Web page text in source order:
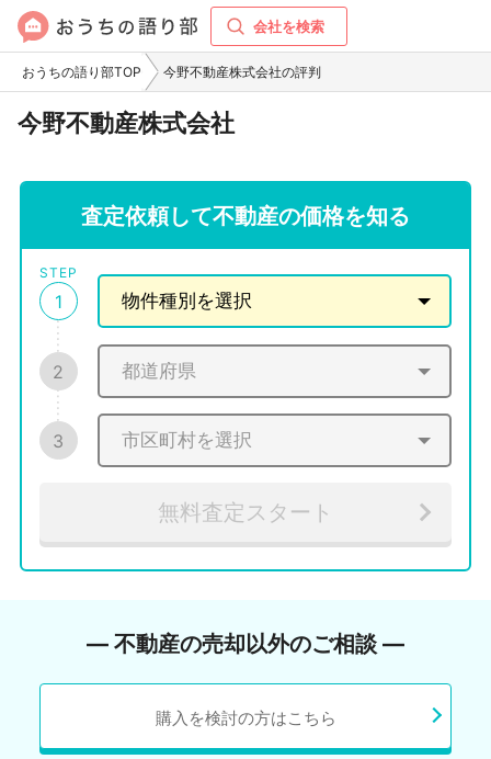
会社を検索
おうちの語り部TOP 今野不動産株式会社の評判
今野不動産株式会社
査定依頼して不動産の価格を知る
STEP
1
2
3
無料査定スタート
― 不動産の売却以外のご相談 ―
購入を検討の方はこちら